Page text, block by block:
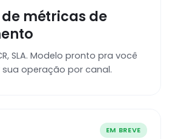
métricas de
SLA. Modelo pronto pra você
operação por canal.
EM BREVE